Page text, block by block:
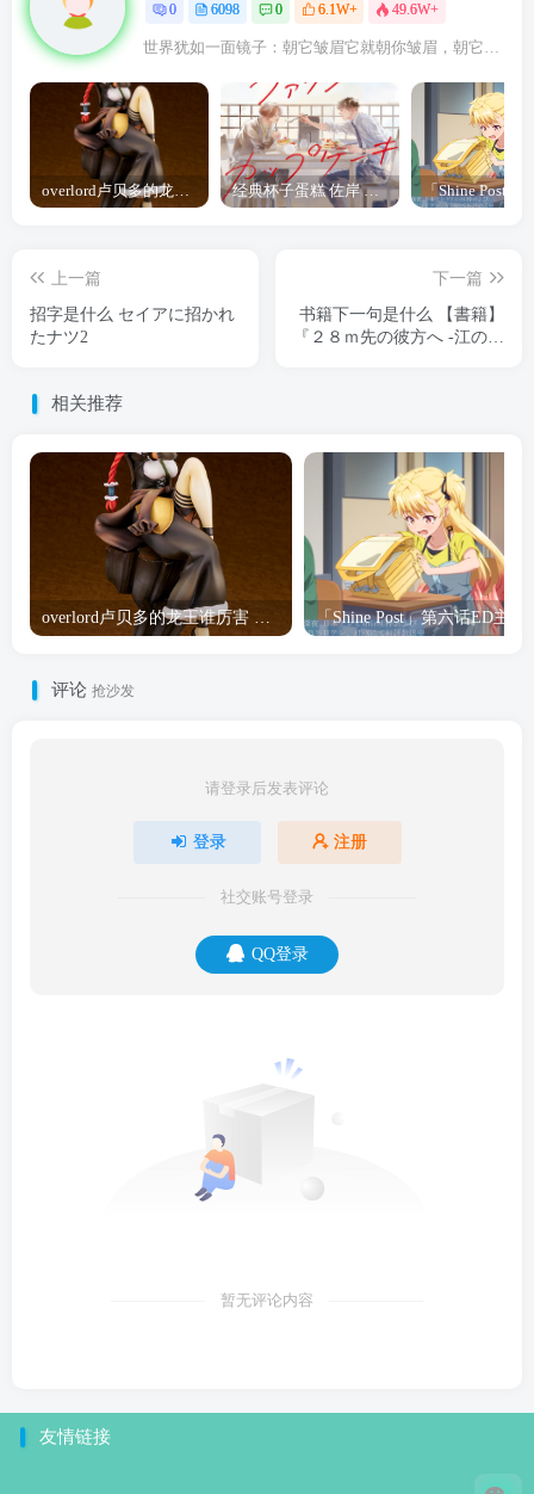
0 6098 0 6.1W+ 49.6W+
世界犹如一面镜子：朝它皱眉它就朝你皱眉，朝它微笑它也吵你微笑
overlord卢贝多的龙王谁厉害 「Overlord」露普斯蕾琪娜·贝塔手办开订 经典杯子蛋糕 佐岸 漫画「经典杯子蛋糕」宣布真人日剧化
上一篇
招字是什么 セイアに招かれ
たナツ2
下一篇
书籍下一句是什么 【書籍】
『２８ｍ先の彼方へ -江の島
相关推荐
overlord卢贝多的龙王谁厉害 「Overlord」露普斯蕾琪娜·贝塔手办开订
评论 抢沙发
请登录后发表评论
登录 注册
社交账号登录
QQ登录
暂无评论内容
友情链接